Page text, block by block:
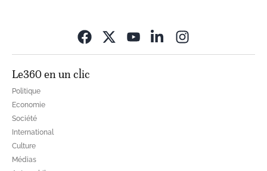
Le360 en un clic
Politique
Economie
Société
International
Culture
Médias